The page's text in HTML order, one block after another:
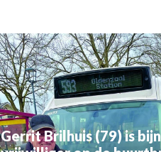
Gerrit Brilhuis (79) is